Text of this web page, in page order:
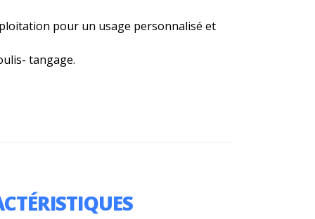
pour un usage personnalisé et
tangage.